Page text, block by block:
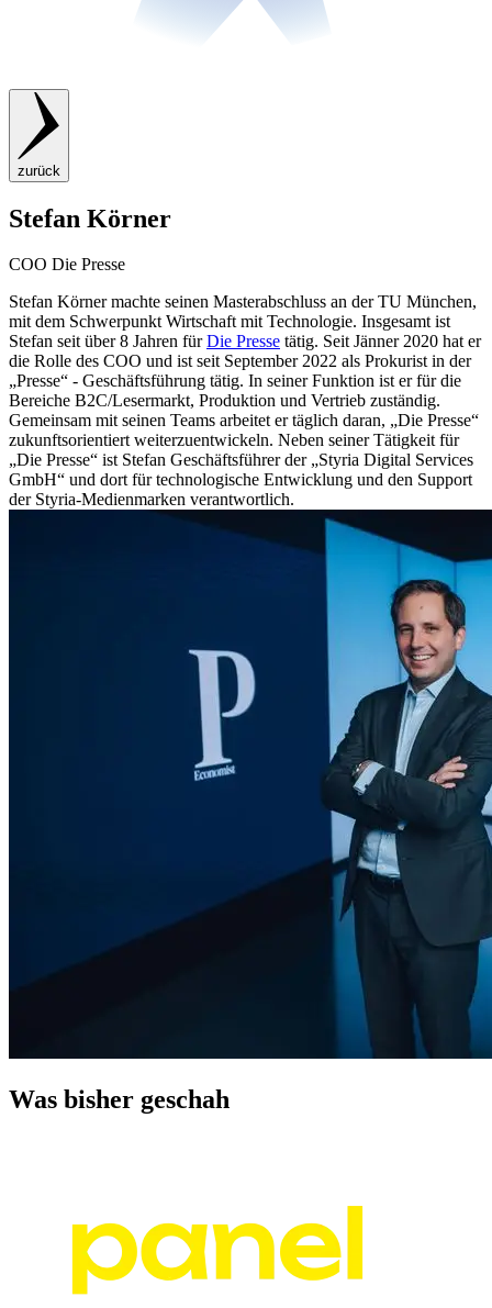
zurück
Stefan Körner
COO Die Presse
Stefan Körner machte seinen Masterabschluss an der TU München,
mit dem Schwerpunkt Wirtschaft mit Technologie. Insgesamt ist
Stefan seit über 8 Jahren fürDie Presse tätig. Seit Jänner 2020 hat er
die Rolle des COO und ist seit September 2022 als Prokurist in der
„Presse“ - Geschäftsführung tätig. In seiner Funktion ist er für die
Bereiche B2C/Lesermarkt, Produktion und Vertrieb zuständig.
Gemeinsam mit seinen Teams arbeitet er täglich daran, „Die Presse“
zukunftsorientiert weiterzuentwickeln. Neben seiner Tätigkeit für
„Die Presse“ ist Stefan Geschäftsführer der „Styria Digital Services
GmbH“ und dort für technologische Entwicklung und den Support
der Styria-Medienmarken verantwortlich.
Was bisher geschah